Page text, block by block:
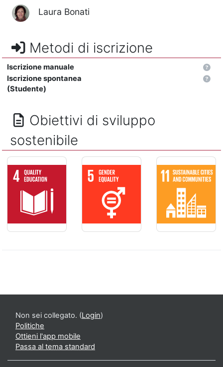
Laura Bonati
Metodi di iscrizione
Iscrizione manuale
Iscrizione spontanea
(Studente)
Obiettivi di sviluppo
sostenibile
ISTRUZIONE DI QUALITÁ - Assicurare un'istruzione di
PARITÁ DI GENERE - Raggiungere
CITTÀ E
Non sei collegato. (Login)
Politiche
Ottieni l'app mobile
Passa al tema standard